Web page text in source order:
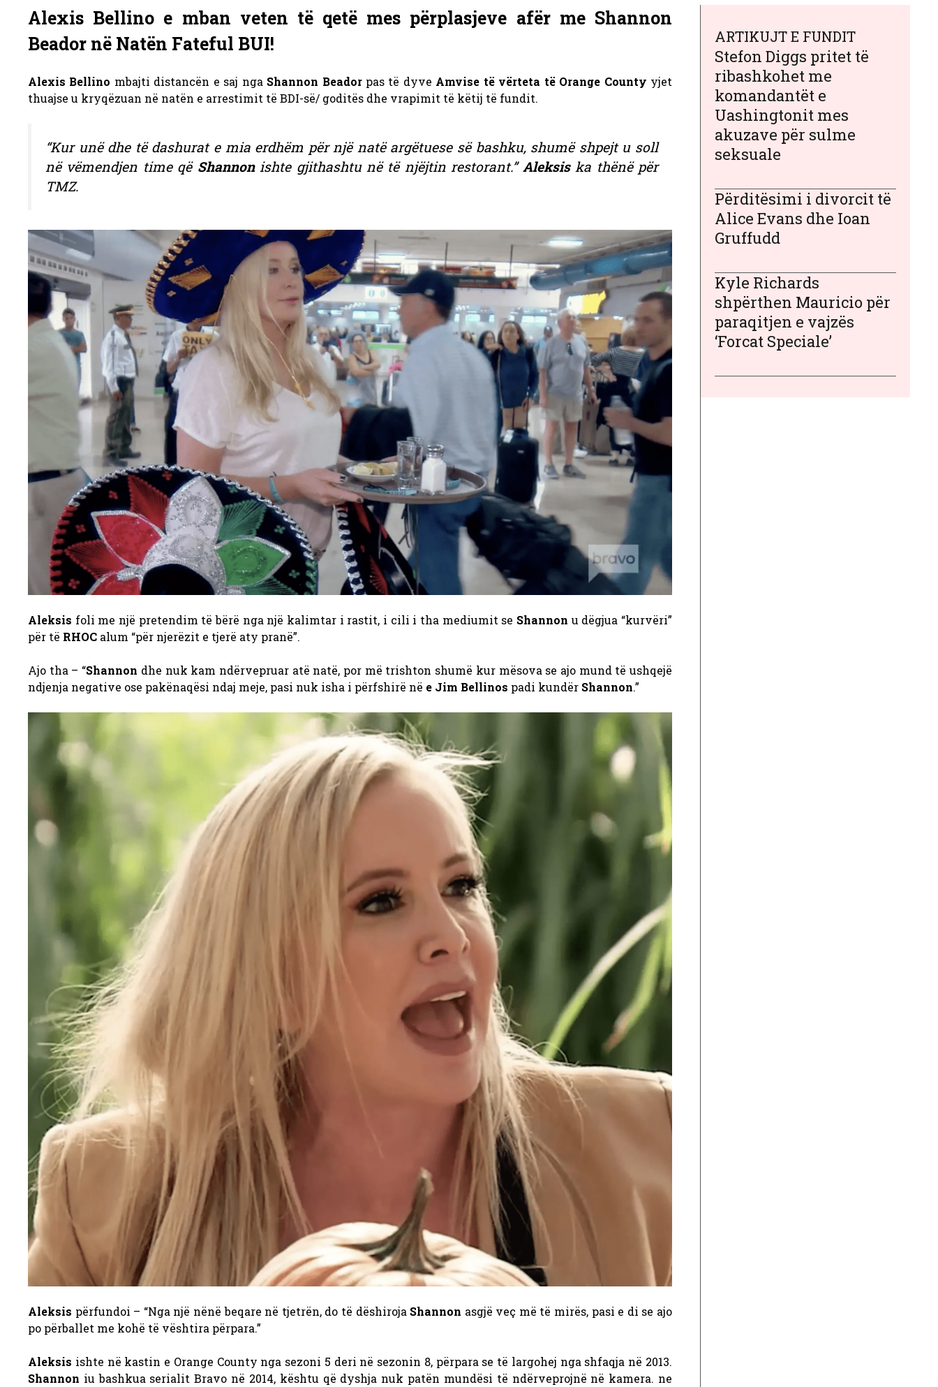
Alexis Bellino e mban veten të qetë mes përplasjeve afër me Shannon
Beador në Natën Fateful BUI!
Alexis Bellino mbajti distancën e saj nga Shannon Beadorpas të dyve Amvise të vërteta të Orange County yjet
thuajse u kryqëzuan në natën e arrestimit të BDI-së/ goditës dhe vrapimit të këtij të fundit.
“Kur unë dhe të dashurat e mia erdhëm për një natë argëtuese së bashku, shumë shpejt u soll
në vëmendjen time që Shannon ishte gjithashtu në të njëjtin restorant.” Aleksiska thënë për
TMZ.
Aleksis foli me një pretendim të bërë nga një kalimtar i rastit, i cili i tha mediumit se Shannon u dëgjua “kurvëri”
për të RHOC alum “për njerëzit e tjerë aty pranë”.
Ajo tha – “Shannon dhe nuk kam ndërvepruar atë natë, por më trishton shumë kur mësova se ajo mund të ushqejë
ndjenja negative ose pakënaqësi ndaj meje, pasi nuk isha i përfshirë në e Jim Bellinos padi kundër Shannon.”
Aleksis përfundoi – “Nga një nënë beqare në tjetrën, do të dëshiroja Shannon asgjë veç më të mirës, ​​pasi e di se ajo
po përballet me kohë të vështira përpara.”
Aleksis ishte në kastin e Orange County nga sezoni 5 deri në sezonin 8, përpara se të largohej nga shfaqja në 2013.
Shannon iu bashkua serialit Bravo në 2014, kështu që dyshja nuk patën mundësi të ndërveprojnë në kamera. ne
ARTIKUJT E FUNDIT
Stefon Diggs pritet të
ribashkohet me
komandantët e
Uashingtonit mes
akuzave për sulme
seksuale
Përditësimi i divorcit të
Alice Evans dhe Ioan
Gruffudd
Kyle Richards
shpërthen Mauricio për
paraqitjen e vajzës
‘Forcat Speciale’